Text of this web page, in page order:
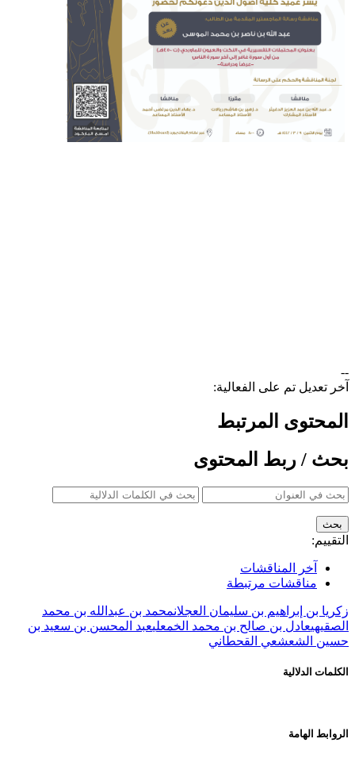
--
آخر تعديل تم على الفعالية:
المحتوى المرتبط
بحث / ربط المحتوى
التقييم:
آخر المناقشات
مناقشات مرتبطة
زكريا بن إبراهيم بن سليمان العجلانمحمد بن عبدالله بن محمد
الصقيهيعادل بن صالح بن محمد الخمعليعبد المحسن بن سعيد بن
حسين الشعشعي القحطاني
الكلمات الدلالية
الروابط الهامة